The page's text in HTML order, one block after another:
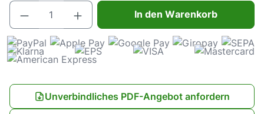
Produkt Anzahl: Gib den gewünschten
In den Warenkorb
Unverbindliches PDF-Angebot anfordern